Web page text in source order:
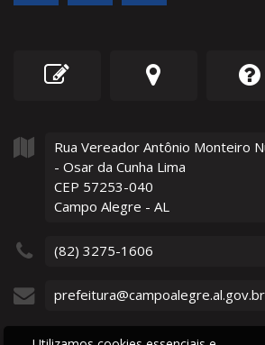
Rua Vereador Antônio Monteiro
- Osar da Cunha Lima
CEP 57253-040
Campo Alegre - AL
(82) 3275-1606
prefeitura@campoalegre.al.gov.br